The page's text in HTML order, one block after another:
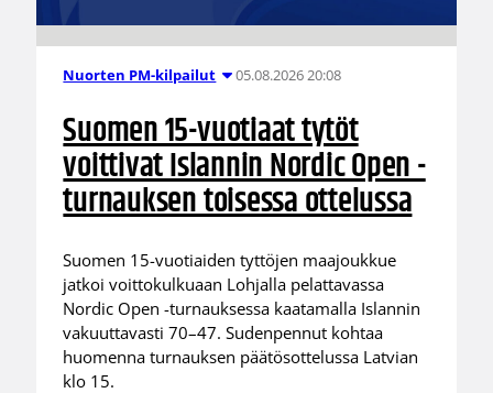
Nuorten PM-kilpailut 05.08.2026 20:08
Suomen 15-vuotiaat tytöt
voittivat Islannin Nordic Open -
turnauksen toisessa ottelussa
Suomen 15-vuotiaiden tyttöjen maajoukkue
jatkoi voittokulkuaan Lohjalla pelattavassa
Nordic Open -turnauksessa kaatamalla Islannin
vakuuttavasti 70–47. Sudenpennut kohtaa
huomenna turnauksen päätösottelussa Latvian
klo 15.